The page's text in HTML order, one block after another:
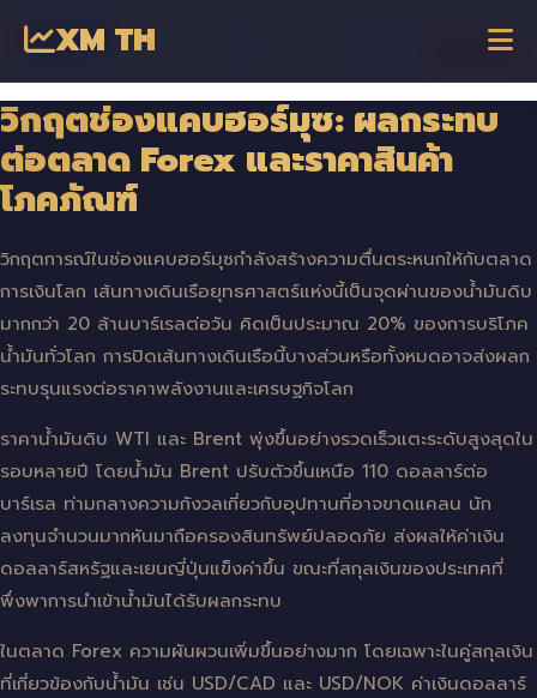
XM TH เริ่มเทรด
วิกฤตช่องแคบฮอร์มุซ: ผลกระทบ
ต่อตลาด Forex และราคาสินค้า
โภคภัณฑ์
วิกฤตการณ์ในช่องแคบฮอร์มุซกำลังสร้างความตื่นตระหนกให้กับตลาด
การเงินโลก เส้นทางเดินเรือยุทธศาสตร์แห่งนี้เป็นจุดผ่านของน้ำมันดิบ
มากกว่า 20 ล้านบาร์เรลต่อวัน คิดเป็นประมาณ 20% ของการบริโภค
น้ำมันทั่วโลก การปิดเส้นทางเดินเรือนี้บางส่วนหรือทั้งหมดอาจส่งผลก
ระทบรุนแรงต่อราคาพลังงานและเศรษฐกิจโลก
ราคาน้ำมันดิบ WTI และ Brent พุ่งขึ้นอย่างรวดเร็วแตะระดับสูงสุดใน
รอบหลายปี โดยน้ำมัน Brent ปรับตัวขึ้นเหนือ 110 ดอลลาร์ต่อ
บาร์เรล ท่ามกลางความกังวลเกี่ยวกับอุปทานที่อาจขาดแคลน นัก
ลงทุนจำนวนมากหันมาถือครองสินทรัพย์ปลอดภัย ส่งผลให้ค่าเงิน
ดอลลาร์สหรัฐและเยนญี่ปุ่นแข็งค่าขึ้น ขณะที่สกุลเงินของประเทศที่
พึ่งพาการนำเข้าน้ำมันได้รับผลกระทบ
ในตลาด Forex ความผันผวนเพิ่มขึ้นอย่างมาก โดยเฉพาะในคู่สกุลเงิน
ที่เกี่ยวข้องกับน้ำมัน เช่น USD/CAD และ USD/NOK ค่าเงินดอลลาร์